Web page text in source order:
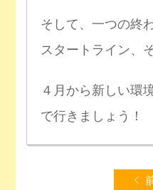
そして、一つの終
スタートライン、
４月から新しい環
で行きましょう！